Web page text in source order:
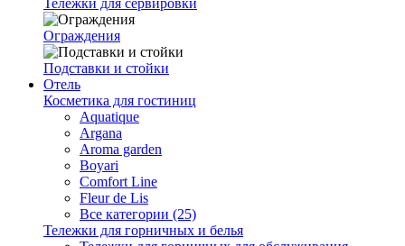
Тележки для сервировки
Ограждения
Подставки и стойки
Отель
Косметика для гостиниц
Aquatique
Argana
Aroma garden
Boyari
Comfort Line
Fleur de Lis
Все категории (25)
Тележки для горничных и белья